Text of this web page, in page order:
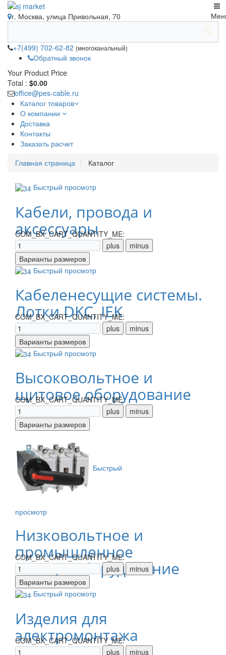
г. Москва, улица Привольная, 70
+7(499) 702-62-82 (многоканальный)
Обратный звонок
Your Product Price
Total : $0.00
office@pes-cable.ru
Каталог товаров
О компании
Доставка
Контакты
Заказать расчет
Главная страница Каталог
Быстрый просмотр
Кабели, провода и
аксессуары
COM_BX_CART_QUANTITY_ME:
Быстрый просмотр
Кабеленесущие системы.
Лотки DKC, IEK
COM_BX_CART_QUANTITY_ME:
Быстрый просмотр
Высоковольтное и
щитовое оборудование
COM_BX_CART_QUANTITY_ME:
Быстрый
просмотр
Низковольтное и
промышленное
электрооборудование
COM_BX_CART_QUANTITY_ME:
Быстрый просмотр
Изделия для
электромонтажа
COM_BX_CART_QUANTITY_ME: